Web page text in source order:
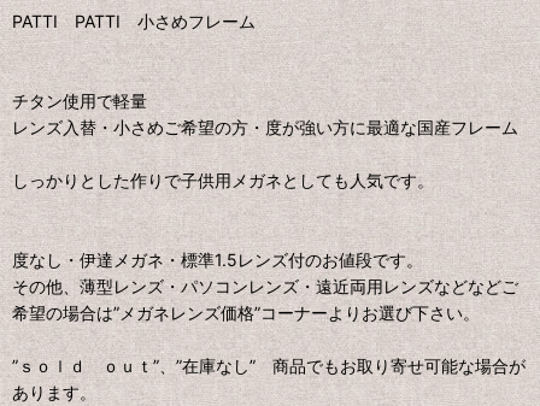
PATTI PATTI 小さめフレーム
チタン使用で軽量
レンズ入替・小さめご希望の方・度が強い方に最適な国産フレーム
しっかりとした作りで子供用メガネとしても人気です。
度なし・伊達メガネ・標準1.5レンズ付のお値段です。
その他、薄型レンズ・パソコンレンズ・遠近両用レンズなどなどご
希望の場合は”メガネレンズ価格”コーナーよりお選び下さい。
”ｓｏｌｄ ｏｕｔ”、”在庫なし” 商品でもお取り寄せ可能な場合が
あります。